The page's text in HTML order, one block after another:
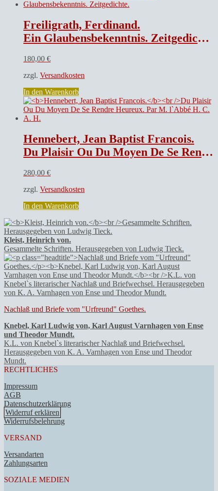
Freiligrath, Ferdinand.
Ein Glaubensbekenntnis. Zeitgedichte.
180,00 €
zzgl. Versandkosten
In den Warenkorb
Hennebert, Jean Baptist Francois.
Du Plaisir Ou Du Moyen De Se Rendre Heureux. Par M. l`Abbé H. C. A. H.
280,00 €
zzgl. Versandkosten
In den Warenkorb
Kleist, Heinrich von.
Gesammelte Schriften. Herausgegeben von Ludwig Tieck.
Nachlaß und Briefe vom "Urfreund" Goethes.
Knebel, Karl Ludwig von, Karl August Varnhagen von Ense
und Theodor Mundt.
K.L. von Knebel`s literarischer Nachlaß und Briefwechsel.
Herausgegeben von K. A. Varnhagen von Ense und Theodor
Mundt.
RECHTLICHES
Impressum
AGB
Datenschutzerklärung
Widerruf erklären
Widerrufsbelehrung
VERSAND
Versandarten
Zahlungsarten
SOZIALE MEDIEN